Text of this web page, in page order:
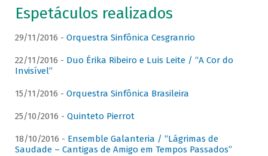
Espetáculos realizados
29/11/2016 - Orquestra Sinfônica Cesgranrio
22/11/2016 - Duo Érika Ribeiro e Luis Leite / “A Cor do
Invisível”
15/11/2016 - Orquestra Sinfônica Brasileira
25/10/2016 - Quinteto Pierrot
18/10/2016 - Ensemble Galanteria / “Lágrimas de
Saudade – Cantigas de Amigo em Tempos Passados”